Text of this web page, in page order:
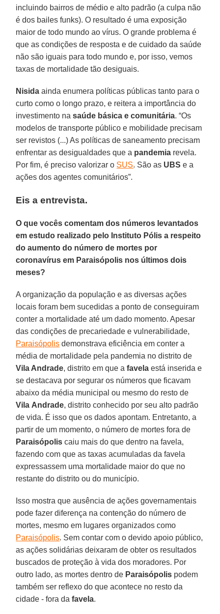
incluindo bairros de médio e alto padrão (a culpa não
é dos bailes funks). O resultado é uma exposição
maior de todo mundo ao vírus. O grande problema é
que as condições de resposta e de cuidado da saúde
não são iguais para todo mundo e, por isso, vemos
taxas de mortalidade tão desiguais.
Nisida ainda enumera políticas públicas tanto para o
curto como o longo prazo, e reitera a importância do
investimento nasaúde básica e comunitária. “Os
modelos de transporte público e mobilidade precisam
ser revistos (...) As políticas de saneamento precisam
enfrentar as desigualdades que a pandemia revela.
Por fim, é preciso valorizar o SUS. São as UBS e a
ações dos agentes comunitários”.
Eis a entrevista.
O que vocês comentam dos números levantados
em estudo realizado pelo Instituto Pólis a respeito
do aumento do número de mortes por
coronavírus em Paraisópolis nos últimos dois
meses?
A organização da população e as diversas ações
locais foram bem sucedidas a ponto de conseguiram
conter a mortalidade até um dado momento. Apesar
das condições de precariedade e vulnerabilidade,
Paraisópolis demonstrava eficiência em conter a
média de mortalidade pela pandemia no distrito de
Vila Andrade, distrito em que afavela está inserida e
se destacava por segurar os números que ficavam
abaixo da média municipal ou mesmo do resto de
Vila Andrade, distrito conhecido por seu alto padrão
de vida. É isso que os dados apontam. Entretanto, a
partir de um momento, o número de mortes fora de
Paraisópolis caiu mais do que dentro na favela,
fazendo com que as taxas acumuladas da favela
expressassem uma mortalidade maior do que no
restante do distrito ou do município.
Isso mostra que ausência de ações governamentais
pode fazer diferença na contenção do número de
mortes, mesmo em lugares organizados como
Paraisópolis. Sem contar com o devido apoio público,
as ações solidárias deixaram de obter os resultados
buscados de proteção à vida dos moradores. Por
outro lado, as mortes dentro de Paraisópolis podem
também ser reflexo do que acontece no resto da
cidade - fora dafavela.